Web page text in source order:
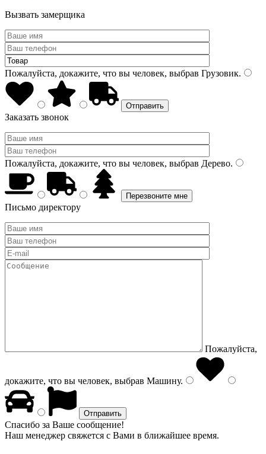
Вызвать замерщика
Пожалуйста, докажите, что вы человек, выбрав Грузовик.
Заказать звонок
Пожалуйста, докажите, что вы человек, выбрав Дерево.
Письмо директору
Пожалуйста,
докажите, что вы человек, выбрав Машину.
Спасибо за Ваше сообщение!
Наш менеджер свяжется с Вами в ближайшее время.